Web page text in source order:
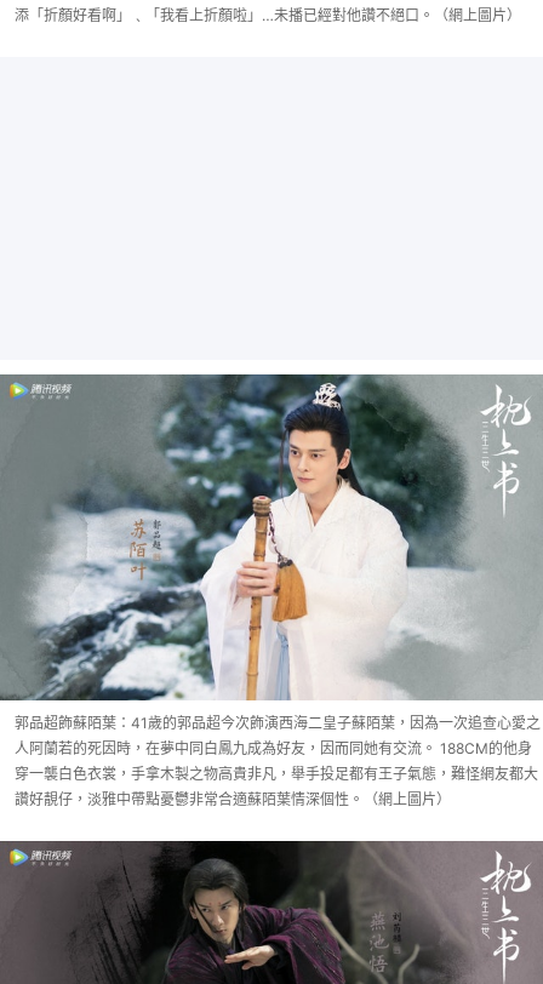
添「折顏好看啊」﹑「我看上折顏啦」…未播已經對他讚不絕口。（網上圖片）
郭品超飾蘇陌葉：41歲的郭品超今次飾演西海二皇子蘇陌葉，因為一次追查心愛之
人阿蘭若的死因時，在夢中同白鳳九成為好友，因而同她有交流。 188CM的他身
穿一襲白色衣裳，手拿木製之物高貴非凡，舉手投足都有王子氣態，難怪網友都大
讚好靚仔，淡雅中帶點憂鬱非常合適蘇陌葉情深個性。（網上圖片）